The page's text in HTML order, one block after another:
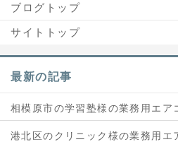
ブログトップ
サイトトップ
最新の記事
相模原市の学習塾様の業務用エア
港北区のクリニック様の業務用エ